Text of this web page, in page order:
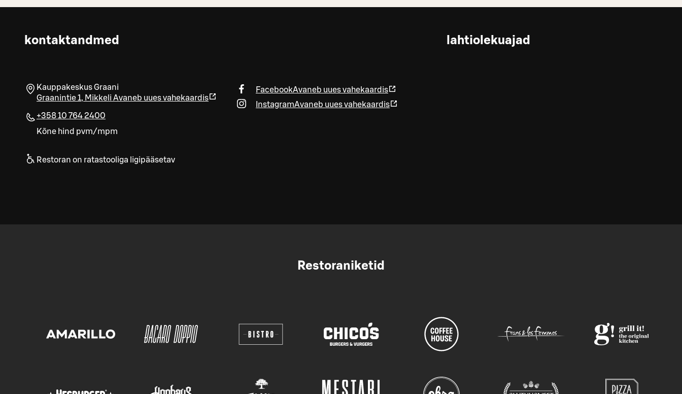
kontaktandmed
Kauppakeskus Graani
Graanintie 1, Mikkeli Avaneb uues vahekaardis
+358 10 764 2400
Kõne hind pvm/mpm
Restoran on ratastooliga ligipääsetav
FacebookAvaneb uues vahekaardis
InstagramAvaneb uues vahekaardis
lahtiolekuajad
Restoraniketid